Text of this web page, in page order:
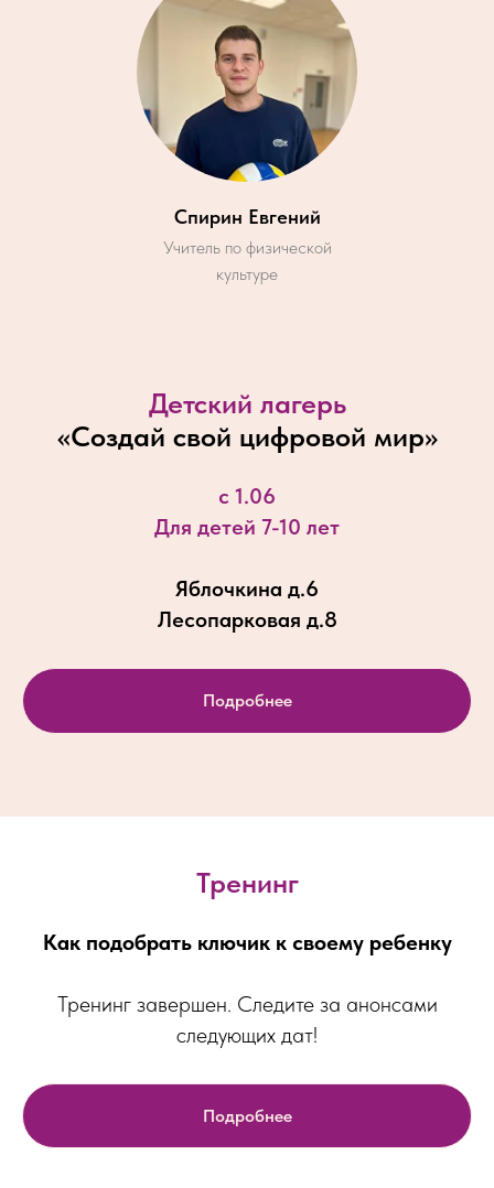
Спирин Евгений
Учитель по физической
культуре
Детский лагерь
«Создай свой цифровой мир»
с 1.06
Для детей 7-10 лет
Яблочкина д.6
Лесопарковая д.8
Подробнее
Тренинг
Как подобрать ключик к своему ребенку
Тренинг завершен. Следите за анонсами
следующих дат!
Подробнее